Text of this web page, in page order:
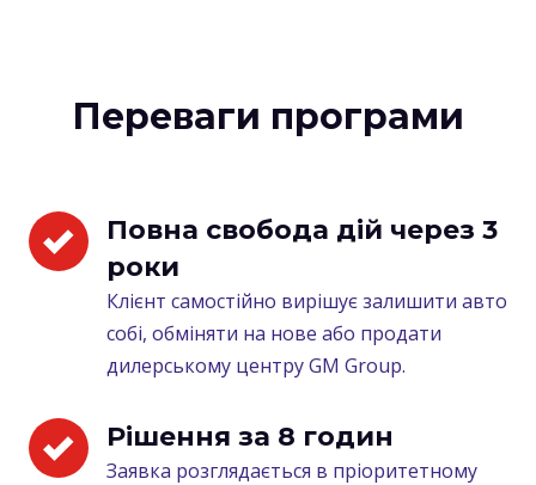
Переваги програми
Повна свобода дій через 3
роки
Клієнт самостійно вирішує залишити авто
собі, обміняти на нове або продати
дилерському центру GM Group.
Рішення за 8 годин
Заявка розглядається в пріоритетному